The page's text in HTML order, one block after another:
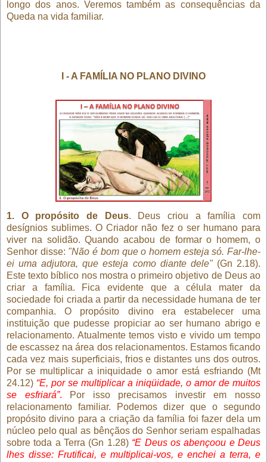
longo dos anos. Veremos também as consequências da
Queda na vida familiar.
I - A FAMÍLIA NO PLANO DIVINO
1. O propósito de Deus. Deus criou a família com
desígnios sublimes. O Criador não fez o ser humano para
viver na solidão. Quando acabou de formar o homem, o
Senhor disse: "Não é bom que o homem esteja só. Far-lhe-
ei uma adjutora, que esteja como diante dele"(Gn 2.18).
Este texto bíblico nos mostra o primeiro objetivo de Deus ao
criar a família. Fica evidente que a célula mater da
sociedade foi criada a partir da necessidade humana de ter
companhia. O propósito divino era estabelecer uma
instituição que pudesse propiciar ao ser humano abrigo e
relacionamento. Atualmente temos visto e vivido um tempo
de escassez na área dos relacionamentos. Estamos ficando
cada vez mais superficiais, frios e distantes uns dos outros.
Por se multiplicar a iniquidade o amor está esfriando (Mt
24.12) “E, por se multiplicar a iniqüidade, o amor de muitos
se esfriará”. Por isso precisamos investir em nosso
relacionamento familiar. Podemos dizer que o segundo
propósito divino para a criação da família foi fazer dela um
núcleo pelo qual as bênçãos do Senhor seriam espalhadas
sobre toda a Terra (Gn 1.28) “E Deus os abençoou e Deus
lhes disse: Frutificai, e multiplicai-vos, e enchei a terra, e